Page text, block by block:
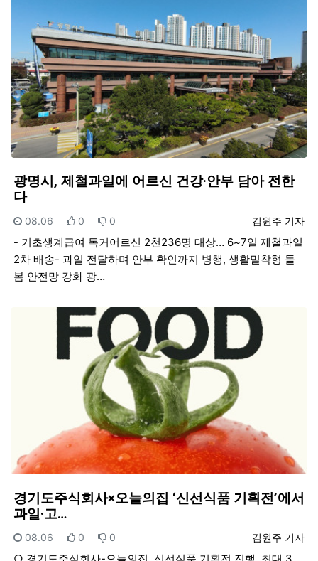
광명시, 제철과일에 어르신 건강·안부 담아 전한
다
등록자
김원주 기자
등록일
08.06 추천
0 비추천
0
- 기초생계급여 독거어르신 2천236명 대상… 6~7일 제철과일
2차 배송- 과일 전달하며 안부 확인까지 병행, 생활밀착형 돌
봄 안전망 강화 광…
경기도주식회사×오늘의집 ‘신선식품 기획전’에서
과일·고…
등록자
김원주 기자
등록일
08.06 추천
0 비추천
0